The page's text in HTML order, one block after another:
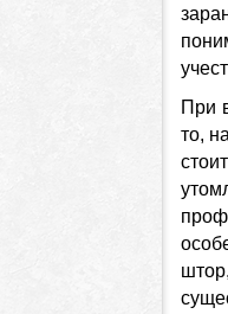
При
то,